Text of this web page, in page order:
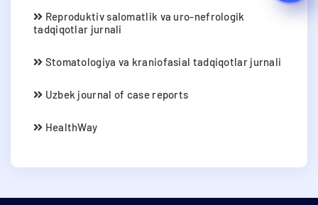
Reproduktiv salomatlik va uro-nefrologik
tadqiqotlar jurnali
Stomatologiya va kraniofasial tadqiqotlar jurnali
Uzbek journal of case reports
HealthWay